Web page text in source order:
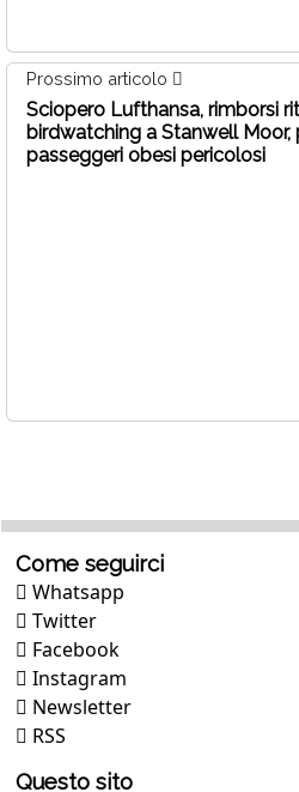
Prossimo articolo
Sciopero Lufthansa, rimborsi
birdwatching a Stanwell Moor,
passeggeri obesi pericolosi
Come seguirci
Whatsapp
Twitter
Facebook
Instagram
Newsletter
RSS
Questo sito